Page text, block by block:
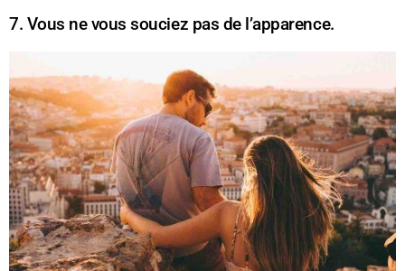
7. Vous ne vous souciez pas de l’apparence.